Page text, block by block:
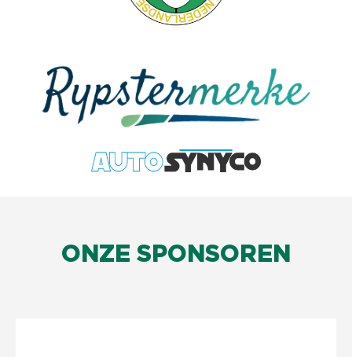
ONZE SPONSOREN